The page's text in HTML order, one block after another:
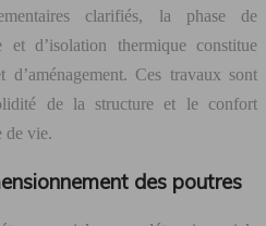
clarifiés, la phase de
et d’isolation thermique constitue
Ces travaux sont
de la structure et le confort
de vie.
des poutres